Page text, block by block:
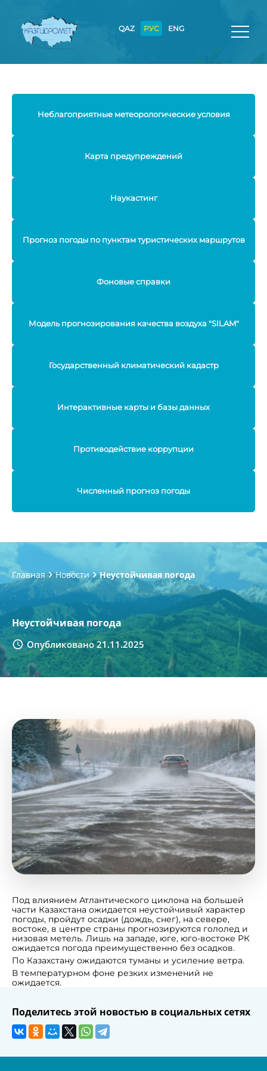
QAZ РУС ENG
Неблагоприятные метеорологические условия
Карта предупреждений
Наукастинг
Прогноз погоды по пунктам туристических маршрутов
Фоновые справки
Модель прогнозирования качества воздуха "SILAM"
Государственный климатический кадастр
Интерактивные карты и базы данных
Противодействие коррупции
Численный прогноз погоды
Главная Новости Неустойчивая погода
Неустойчивая погода
Опубликовано 21.11.2025
Под влиянием Атлантического циклона на большей
части Казахстана ожидается неустойчивый характер
погоды, пройдут осадки (дождь, снег), на севере,
востоке, в центре страны прогнозируются гололед и
низовая метель. Лишь на западе, юге, юго-востоке РК
ожидается погода преимущественно без осадков.
По Казахстану ожидаются туманы и усиление ветра.
В температурном фоне резких изменений не
ожидается.
Поделитесь этой новостью в социальных сетях